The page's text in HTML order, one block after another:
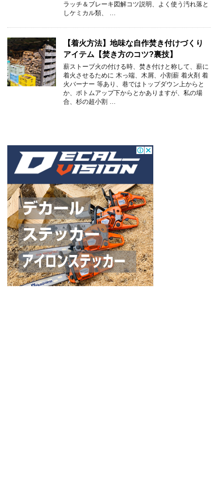
ラッチ＆ブレーキ図解コツ説明、よく使う汚れ落と
しケミカル類、 …
【着火方法】地味な自作焚き付けづくり
アイテム【焚き方のコツ?裏技】
薪ストーブ火の付ける時、焚き付けと称して、薪に
着火させるために 木っ端、木屑、小割薪 着火剤 着
火バーナー 等あり、巷ではトップダウン上からと
か、ボトムアップ下からとかありますが、私の場
合、杉の超小割 …